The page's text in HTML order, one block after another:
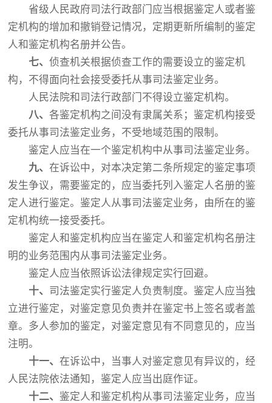
省级人民政府司法行政部门应当根据鉴定人或者鉴
定机构的增加和撤销登记情况，定期更新所编制的鉴定
人和鉴定机构名册并公告。
七、侦查机关根据侦查工作的需要设立的鉴定机
构，不得面向社会接受委托从事司法鉴定业务。
人民法院和司法行政部门不得设立鉴定机构。
八、各鉴定机构之间没有隶属关系；鉴定机构接受
委托从事司法鉴定业务，不受地域范围的限制。
鉴定人应当在一个鉴定机构中从事司法鉴定业务。
九、在诉讼中，对本决定第二条所规定的鉴定事项
发生争议，需要鉴定的，应当委托列入鉴定人名册的鉴
定人进行鉴定。鉴定人从事司法鉴定业务，由所在的鉴
定机构统一接受委托。
鉴定人和鉴定机构应当在鉴定人和鉴定机构名册注
明的业务范围内从事司法鉴定业务。
鉴定人应当依照诉讼法律规定实行回避。
十、 司法鉴定实行鉴定人负责制度。鉴定人应当独
立进行鉴定，对鉴定意见负责并在鉴定书上签名或者盖
章。多人参加的鉴定，对鉴定意见有不同意见的，应当
注明。
十一、在诉讼中，当事人对鉴定意见有异议的，经
人民法院依法通知，鉴定人应当出庭作证。
十二、鉴定人和鉴定机构从事司法鉴定业务，应当